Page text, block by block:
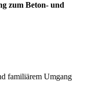
zum Beton- und
familiärem Umgang